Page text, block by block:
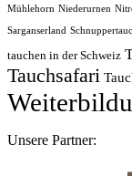
Mühlehorn Niederurnen
Sarganserland
tauchen in der Schweiz
Tauchsafari
Unsere Partner: